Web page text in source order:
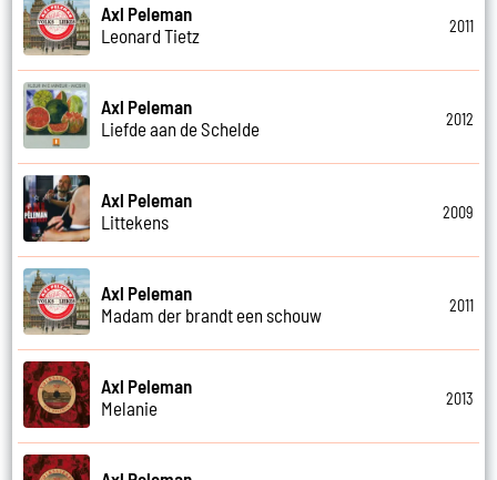
Axl Peleman
Leonard Tietz
2011
Axl Peleman
Liefde aan de Schelde
2012
Axl Peleman
Littekens
2009
Axl Peleman
Madam der brandt een schouw
2011
Axl Peleman
Melanie
2013